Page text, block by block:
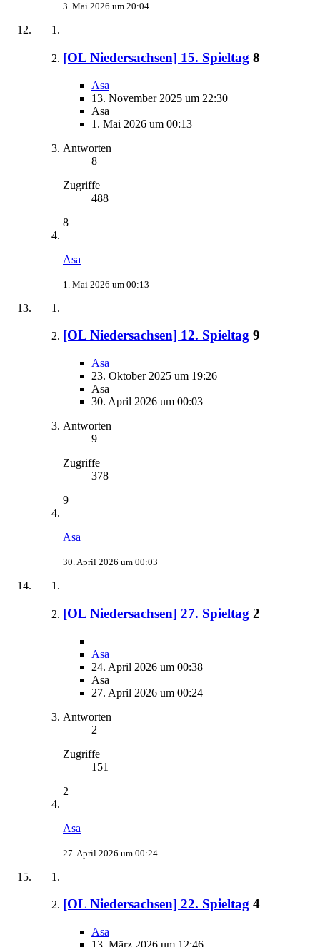
3. Mai 2026 um 20:04
[OL Niedersachsen] 15. Spieltag 8
Asa
13. November 2025 um 22:30
Asa
1. Mai 2026 um 00:13
Antworten
8
Zugriffe
488
8
Asa
1. Mai 2026 um 00:13
[OL Niedersachsen] 12. Spieltag 9
Asa
23. Oktober 2025 um 19:26
Asa
30. April 2026 um 00:03
Antworten
9
Zugriffe
378
9
Asa
30. April 2026 um 00:03
[OL Niedersachsen] 27. Spieltag 2
Asa
24. April 2026 um 00:38
Asa
27. April 2026 um 00:24
Antworten
2
Zugriffe
151
2
Asa
27. April 2026 um 00:24
[OL Niedersachsen] 22. Spieltag 4
Asa
13. März 2026 um 12:46